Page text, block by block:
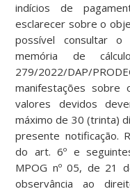
indícios de
esclarecer sobre o
possível consultar
memória de
279/2022/DAP/
manifestações sobre
valores devidos
máximo de 30 (trinta)
presente notificação.
do art. 6º e
MPOG nº 05, de 21
observância ao